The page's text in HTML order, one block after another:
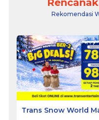
Rekomendasi
Trans Snow World